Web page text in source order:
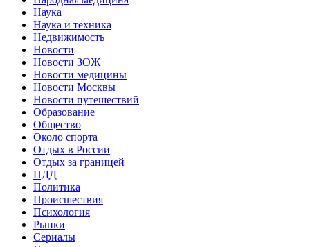
Наука
Наука и техника
Недвижимость
Новости
Новости ЗОЖ
Новости медицины
Новости Москвы
Новости путешествий
Образование
Общество
Около спорта
Отдых в России
Отдых за границей
ПДД
Политика
Происшествия
Психология
Рынки
Сериалы